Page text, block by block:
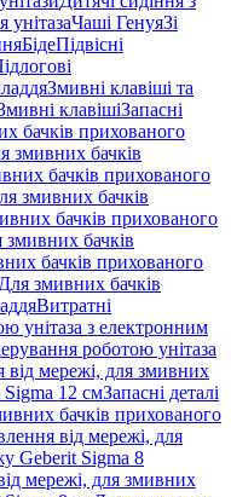
унітазаЧаші ГенуяЗі
БідеПідвісні
Змивні клавіші та
клавішіЗапасні
бачків прихованого
змивних бачків
бачків прихованого
змивних бачків
бачків прихованого
змивних бачків
бачків прихованого
змивних бачків
Витратні
унітаза з електронним
роботою унітаза
мережі, для змивних
Sigma 12 смЗапасні деталі
бачків прихованого
від мережі, для
Geberit Sigma 8
мережі, для змивних